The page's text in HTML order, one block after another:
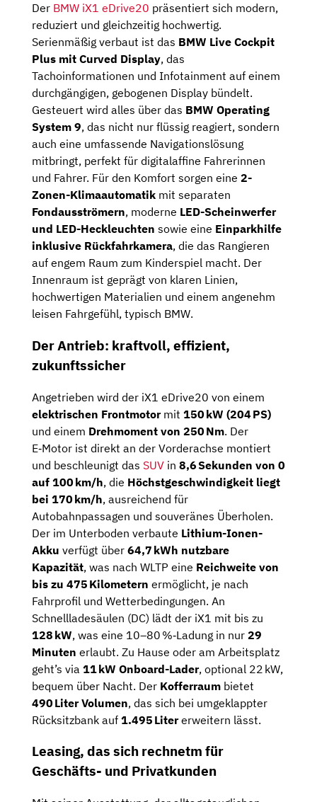
Der BMW iX1 eDrive20 präsentiert sich modern,
reduziert und gleichzeitig hochwertig.
Serienmäßig verbaut ist das BMW Live Cockpit
Plus mit Curved Display, das
Tachoinformationen und Infotainment auf einem
durchgängigen, gebogenen Display bündelt.
Gesteuert wird alles über das BMW Operating
System 9, das nicht nur flüssig reagiert, sondern
auch eine umfassende Navigationslösung
mitbringt, perfekt für digitalaffine Fahrerinnen
und Fahrer. Für den Komfort sorgen eine 2-
Zonen-Klimaautomatik mit separaten
Fondausströmern, moderne LED-Scheinwerfer
und LED-Heckleuchten sowie eine Einparkhilfe
inklusive Rückfahrkamera, die das Rangieren
auf engem Raum zum Kinderspiel macht. Der
Innenraum ist geprägt von klaren Linien,
hochwertigen Materialien und einem angenehm
leisen Fahrgefühl, typisch BMW.
Der Antrieb: kraftvoll, effizient,
zukunftssicher
Angetrieben wird der iX1 eDrive20 von einem
elektrischen Frontmotormit 150 kW (204 PS)
und einem Drehmoment von 250 Nm. Der
E‑Motor ist direkt an der Vorderachse montiert
und beschleunigt das SUV in 8,6 Sekunden von 0
auf 100 km/h, die Höchstgeschwindigkeit liegt
bei 170 km/h, ausreichend für
Autobahnpassagen und souveränes Überholen.
Der im Unterboden verbaute Lithium-Ionen-
Akku verfügt über 64,7 kWh nutzbare
Kapazität, was nach WLTP eine Reichweite von
bis zu 475 Kilometern ermöglicht, je nach
Fahrprofil und Wetterbedingungen. An
Schnellladesäulen (DC) lädt der iX1 mit bis zu
128 kW, was eine 10–80 %‑Ladung in nur 29
Minuten erlaubt. Zu Hause oder am Arbeitsplatz
geht’s via 11 kW Onboard-Lader, optional 22 kW,
bequem über Nacht. Der Kofferraum bietet
490 Liter Volumen, das sich bei umgeklappter
Rücksitzbank auf 1.495 Litererweitern lässt.
Leasing, das sich rechnetm für
Geschäfts- und Privatkunden